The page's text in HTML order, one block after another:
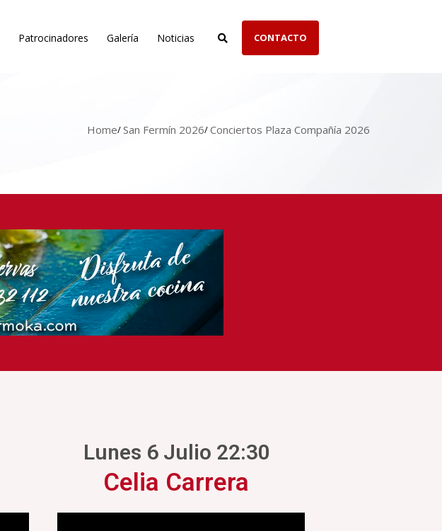
Patrocinadores Galería Noticias CONTACTO
Home San Fermín 2026 Conciertos Plaza Compañía 2026
Lunes 6 Julio 22:30
Celia Carrera